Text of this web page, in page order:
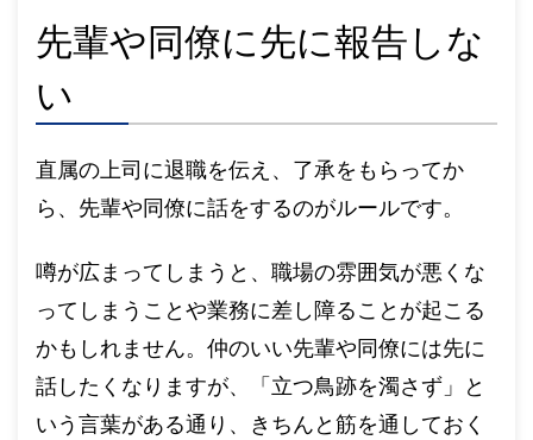
先輩や同僚に先に報告しな
い
直属の上司に退職を伝え、了承をもらってか
ら、先輩や同僚に話をするのがルールです。
噂が広まってしまうと、職場の雰囲気が悪くな
ってしまうことや業務に差し障ることが起こる
かもしれません。仲のいい先輩や同僚には先に
話したくなりますが、「立つ鳥跡を濁さず」と
いう言葉がある通り、きちんと筋を通しておく